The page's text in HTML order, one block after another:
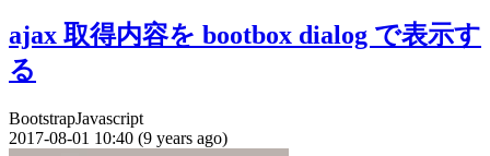
ajax 取得内容を bootbox dialog で表示す
る
BootstrapJavascript
2017-08-01 10:40 (9 years ago)